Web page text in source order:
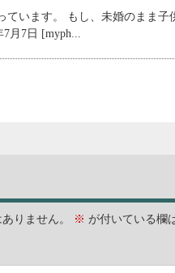
ています。 もし、未婚のまま子
7月7日 [myph...
りません。 ※ が付いている欄